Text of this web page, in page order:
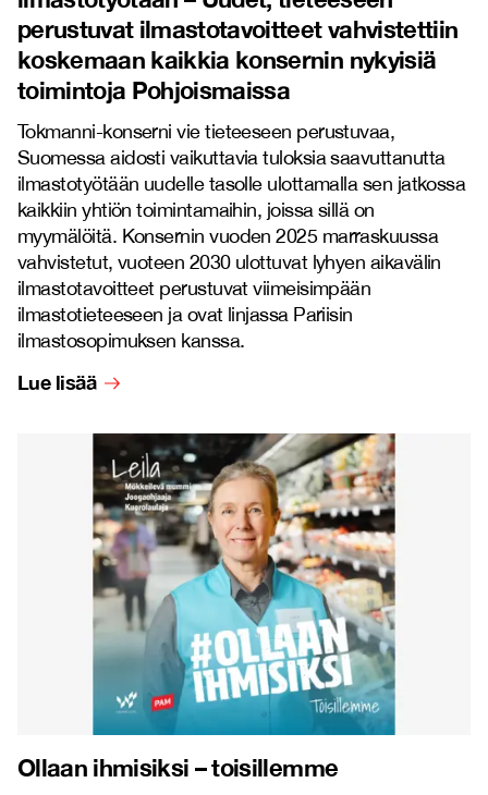
perustuvat ilmastotavoitteet vahvistettiin
koskemaan kaikkia konsernin nykyisiä
toimintoja Pohjoismaissa
Tokmanni-konserni vie tieteeseen perustuvaa,
Suomessa aidosti vaikuttavia tuloksia saavuttanutta
ilmastotyötään uudelle tasolle ulottamalla sen jatkossa
kaikkiin yhtiön toimintamaihin, joissa sillä on
myymälöitä. Konsernin vuoden 2025 marraskuussa
vahvistetut, vuoteen 2030 ulottuvat lyhyen aikavälin
ilmastotavoitteet perustuvat viimeisimpään
ilmastotieteeseen ja ovat linjassa Pariisin
ilmastosopimuksen kanssa.
Lue lisää
Ollaan ihmisiksi – toisillemme